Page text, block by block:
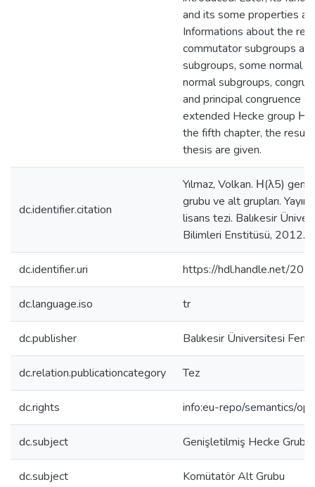
and its some properties
Informations about the
commutator subgroups
subgroups, some normal
normal subgroups,
and principal congruence
extended Hecke group
the fifth chapter, the
thesis are given.
dc.identifier.citation
Yılmaz, Volkan. Η(λ5)
grubu ve alt grupları.
lisans tezi. Balıkesir
Bilimleri Enstitüsü, 2012.
dc.identifier.uri https://hdl.handle.net/
dc.language.iso tr
dc.publisher Balıkesir Üniversitesi Fen
dc.relation.publicationcategory Tez
dc.rights info:eu-repo/semantics/
dc.subject Genişletilmiş Hecke Grubu
dc.subject Komütatör Alt Grubu